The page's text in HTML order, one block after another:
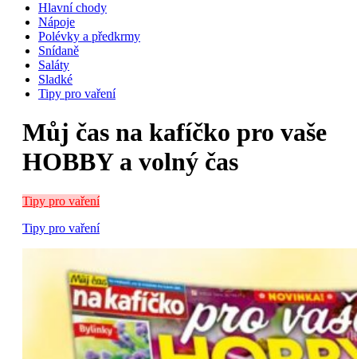
Hlavní chody
Nápoje
Polévky a předkrmy
Snídaně
Saláty
Sladké
Tipy pro vaření
Můj čas na kafíčko pro vaše
HOBBY a volný čas
Tipy pro vaření
Tipy pro vaření